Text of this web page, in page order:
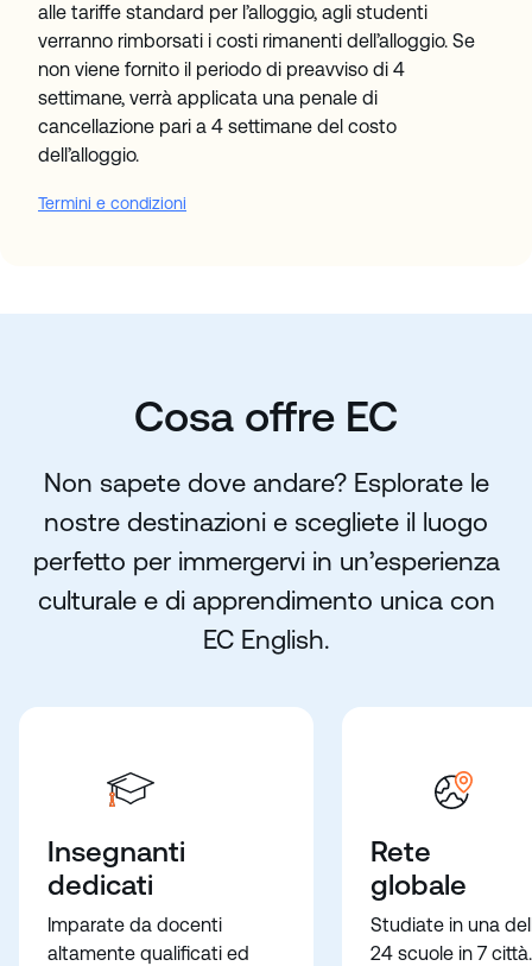
alle tariffe standard per l’alloggio, agli studenti
verranno rimborsati i costi rimanenti dell’alloggio. Se
non viene fornito il periodo di preavviso di 4
settimane, verrà applicata una penale di
cancellazione pari a 4 settimane del costo
dell’alloggio.
Termini e condizioni
Cosa offre EC
Non sapete dove andare? Esplorate le
nostre destinazioni e scegliete il luogo
perfetto per immergervi in un’esperienza
culturale e di apprendimento unica con
EC English.
Insegnanti
dedicati
Imparate da docenti
altamente qualificati ed
Rete
globale
Studiate in una
24 scuole in 7 città.